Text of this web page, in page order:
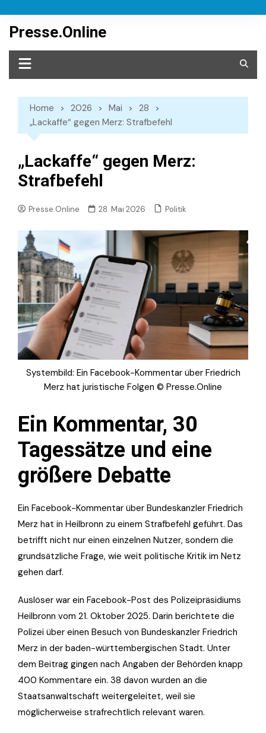
content
Presse.Online
Home 2026 Mai
28
„Lackaffe“ gegen Merz: Strafbefehl
„Lackaffe“ gegen Merz:
Strafbefehl
Presse.Online 28. Mai 2026 Politik
Systembild: Ein Facebook-Kommentar über Friedrich
Merz hat juristische Folgen © Presse.Online
Ein Kommentar, 30
Tagessätze und eine
größere Debatte
Ein Facebook-Kommentar über Bundeskanzler Friedrich
Merz hat in Heilbronn zu einem Strafbefehl geführt. Das
betrifft nicht nur einen einzelnen Nutzer, sondern die
grundsätzliche Frage, wie weit politische Kritik im Netz
gehen darf.
Auslöser war ein Facebook-Post des Polizeipräsidiums
Heilbronn vom 21. Oktober 2025. Darin berichtete die
Polizei über einen Besuch von Bundeskanzler Friedrich
Merz in der baden-württembergischen Stadt. Unter
dem Beitrag gingen nach Angaben der Behörden knapp
400 Kommentare ein. 38 davon wurden an die
Staatsanwaltschaft weitergeleitet, weil sie
möglicherweise strafrechtlich relevant waren.